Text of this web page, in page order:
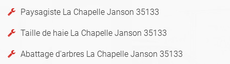
Paysagiste La Chapelle Janson 35133
Taille de haie La Chapelle Janson 35133
Abattage d'arbres La Chapelle Janson 35133